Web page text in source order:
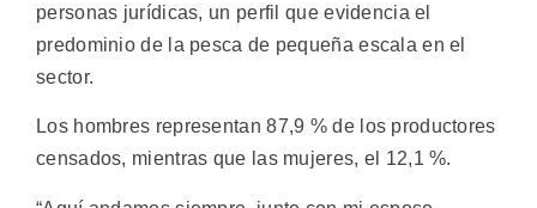
personas jurídicas, un perfil que evidencia el
predominio de la pesca de pequeña escala en el
sector.
Los hombres representan 87,9 % de los productores
censados, mientras que las mujeres, el 12,1 %.